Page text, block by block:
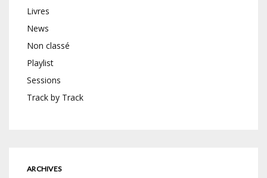
Livres
News
Non classé
Playlist
Sessions
Track by Track
ARCHIVES